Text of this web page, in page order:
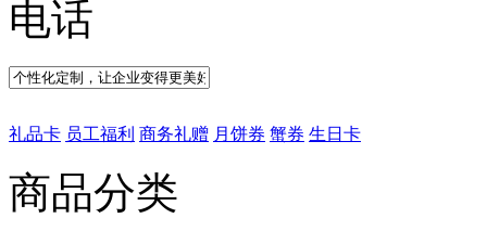
礼品卡 员工福利 商务礼赠 月饼券 蟹券 生日卡
商品分类